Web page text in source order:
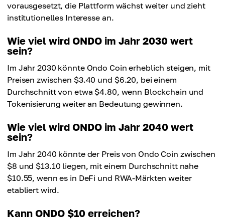
$17.30
vorausgesetzt, die Plattform wächst weiter und zieht
institutionelles Interesse an.
Wie viel wird ONDO im Jahr 2030 wert
sein?
Im Jahr 2030 könnte Ondo Coin erheblich steigen, mit
Preisen zwischen $3.40 und $6.20, bei einem
Durchschnitt von etwa $4.80, wenn Blockchain und
Tokenisierung weiter an Bedeutung gewinnen.
Wie viel wird ONDO im Jahr 2040 wert
sein?
Im Jahr 2040 könnte der Preis von Ondo Coin zwischen
$8 und $13.10 liegen, mit einem Durchschnitt nahe
$10.55, wenn es in DeFi und RWA-Märkten weiter
etabliert wird.
Kann ONDO $10 erreichen?